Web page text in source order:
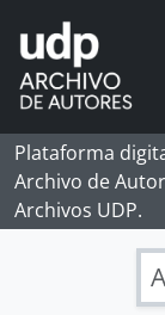
Skip to main content
Plataforma
Archivo de
Archivos UDP.